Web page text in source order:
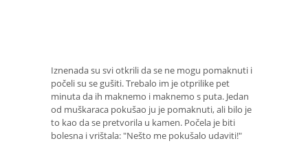
Iznenada su svi otkrili da se ne mogu pomaknuti i
počeli su se gušiti. Trebalo im je otprilike pet
minuta da ih maknemo i maknemo s puta. Jedan
od muškaraca pokušao ju je pomaknuti, ali bilo je
to kao da se pretvorila u kamen. Počela je biti
bolesna i vrištala: "Nešto me pokušalo udaviti!"